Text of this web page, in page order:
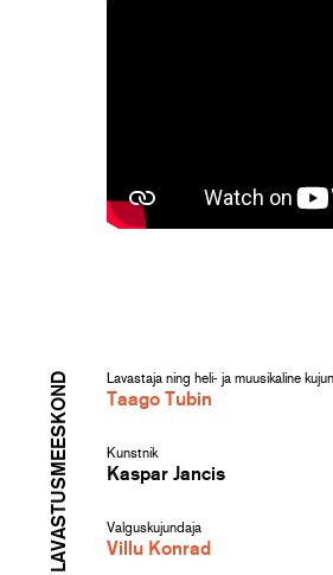
LAVASTUSMEESKOND Lavastaja ning heli- ja muusikaline
Taago Tubin
Kunstnik
Kaspar Jancis
Valguskujundaja
Villu Konrad